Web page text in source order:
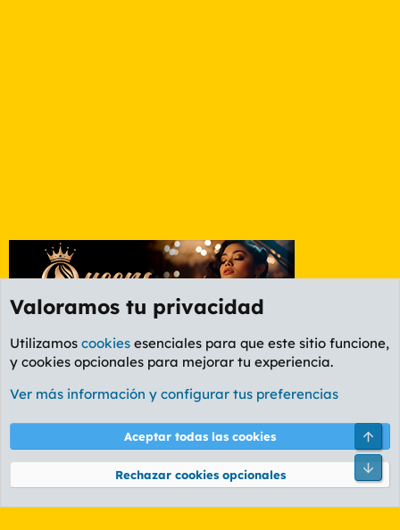
Foro General
Cookies
PL OLDSTYLE AMARILLO
Términos y reglas Política de privacidad Ayuda
Community platform by XenForo® © 2010-2026 XenForo Ltd.
Valoramos tu privacidad
Utilizamos cookies esenciales para que este sitio funcione,
y cookies opcionales para mejorar tu experiencia.
Ver más información y configurar tus preferencias
Aceptar todas las cookies
Rechazar cookies opcionales
Pie